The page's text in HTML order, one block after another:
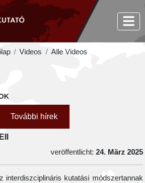
Videos
Alle Videos
További hírek
veröffentlicht: 24. März 2025
interdiszciplináris kutatási módszertannak